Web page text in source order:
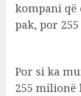
kompani që
pak, por
Por si ka
255 milionë